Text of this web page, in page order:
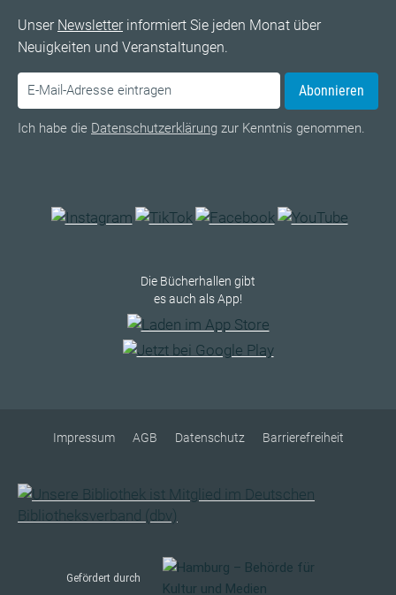
Unser Newsletterinformiert Sie jeden Monat über
Neuigkeiten und Veranstaltungen.
Abonnieren
Ich habe die Datenschutzerklärung zur Kenntnis genommen.
Die Bücherhallen gibt
es auch als App!
Impressum AGB Datenschutz Barrierefreiheit
Gefördert durch